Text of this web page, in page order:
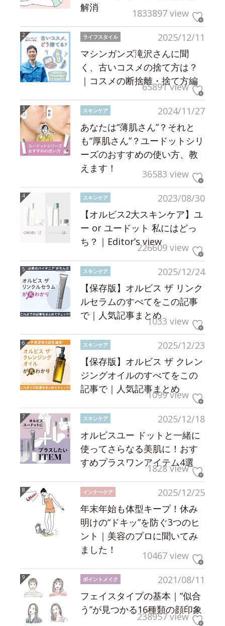
解消
1833897 view
2025/12/11
ライフスタイル
マシンガンズ滝沢さんに聞
く、古いコスメの捨て方は？
｜コスメの断捨離・捨て方編
65891 view
2024/11/27
スキンケア
あなたは“薄肌さん”？それと
も“厚肌さん”？ユードットシリ
ーズのおすすめの使い方、教
えます！
36583 view
2023/08/30
スキンケア
【オルビス2大スキンケア】ユ
ー or ユードット 私にはどっ
ち？｜Editor’s view226609 view
2025/12/24
スキンケア
【保存版】オルビス ザ リンク
ルセラムのすべてをこの記事
で｜人気記事まとめ1033 view
2025/12/23
スキンケア
【保存版】オルビス ザ クレン
ジングオイルのすべてをこの
記事で｜人気記事まとめ
1099 view
2025/12/18
スキンケア
オルビスユー ドットと一緒に
使ってさらなる美肌に！おす
すめプラスワンアイテム4選
1828 view
2025/12/25
インナーケア
年末年始も体型キープ！休み
明けの“ドキッ”を防ぐ3つのヒ
ント｜美容のプロに聞いてみ
ました！
10467 view
2021/08/11
ポイントメイク
フェイスタイプの基本｜“似合
う”が見つかる16種類の顔印象
238957 view